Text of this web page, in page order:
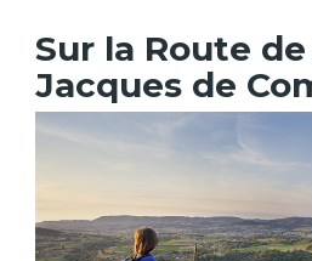
Sur la Route
Jacques de